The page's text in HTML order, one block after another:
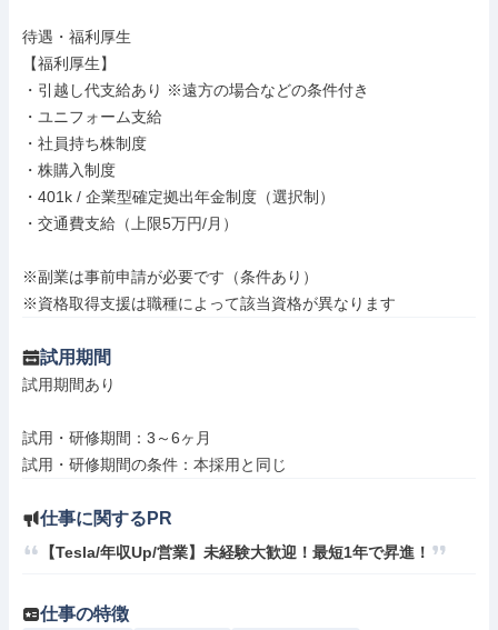
待遇・福利厚生
【福利厚生】
・引越し代支給あり ※遠方の場合などの条件付き
・ユニフォーム支給
・社員持ち株制度
・株購入制度
・401k / 企業型確定拠出年金制度（選択制）
・交通費支給（上限5万円/月）
※副業は事前申請が必要です（条件あり）
※資格取得支援は職種によって該当資格が異なります
試用期間
試用期間あり
試用・研修期間：3～6ヶ月
仕事に関するPR
【Tesla/年収Up/営業】未経験大歓迎！最短1年で昇進！
仕事の特徴